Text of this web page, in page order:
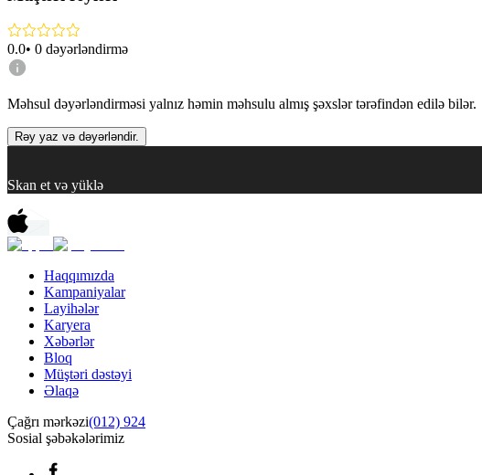
0.0• 0 dəyərləndirmə
Məhsul dəyərləndirməsi yalnız həmin məhsulu almış şəxslər tərəfindən edilə bilər.
Rəy yaz və dəyərləndir.
Skan et və yüklə
Haqqımızda
Kampaniyalar
Layihələr
Karyera
Xəbərlər
Bloq
Müştəri dəstəyi
Əlaqə
Çağrı mərkəzi(012) 924
Sosial şəbəkələrimiz